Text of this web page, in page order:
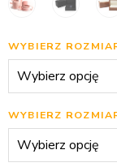
WYBIERZ
WYBIERZ